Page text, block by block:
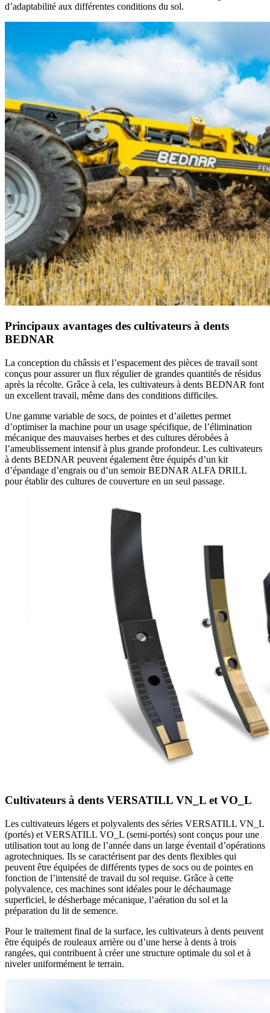
d’adaptabilité aux différentes conditions du sol.
Principaux avantages des cultivateurs à dents
BEDNAR
La conception du châssis et l’espacement des pièces de travail sont
conçus pour assurer un flux régulier de grandes quantités de résidus
après la récolte. Grâce à cela, les cultivateurs à dents BEDNAR font
un excellent travail, même dans des conditions difficiles.
Une gamme variable de socs, de pointes et d’ailettes permet
d’optimiser la machine pour un usage spécifique, de l’élimination
mécanique des mauvaises herbes et des cultures dérobées à
l’ameublissement intensif à plus grande profondeur. Les cultivateurs
à dents BEDNAR peuvent également être équipés d’un kit
d’épandage d’engrais ou d’un semoir BEDNAR ALFA DRILL
pour établir des cultures de couverture en un seul passage.
Cultivateurs à dents VERSATILL VN_L et VO_L
Les cultivateurs légers et polyvalents des séries VERSATILL VN_L
(portés) et VERSATILL VO_L (semi-portés) sont conçus pour une
utilisation tout au long de l’année dans un large éventail d’opérations
agrotechniques. Ils se caractérisent par des dents flexibles qui
peuvent être équipées de différents types de socs ou de pointes en
fonction de l’intensité de travail du sol requise. Grâce à cette
polyvalence, ces machines sont idéales pour le déchaumage
superficiel, le désherbage mécanique, l’aération du sol et la
préparation du lit de semence.
Pour le traitement final de la surface, les cultivateurs à dents peuvent
être équipés de rouleaux arrière ou d’une herse à dents à trois
rangées, qui contribuent à créer une structure optimale du sol et à
niveler uniformément le terrain.